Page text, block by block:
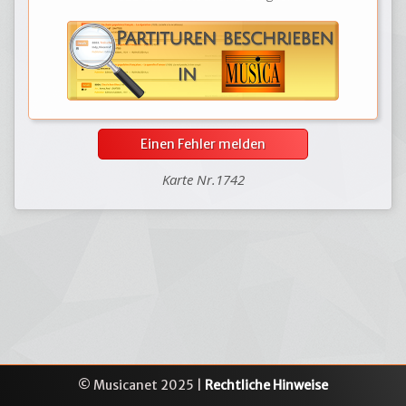
Einen Fehler melden
Karte Nr.1742
© Musicanet 2025 | Rechtliche Hinweise